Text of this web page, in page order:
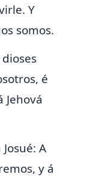
Y
somos.
é
A
y á